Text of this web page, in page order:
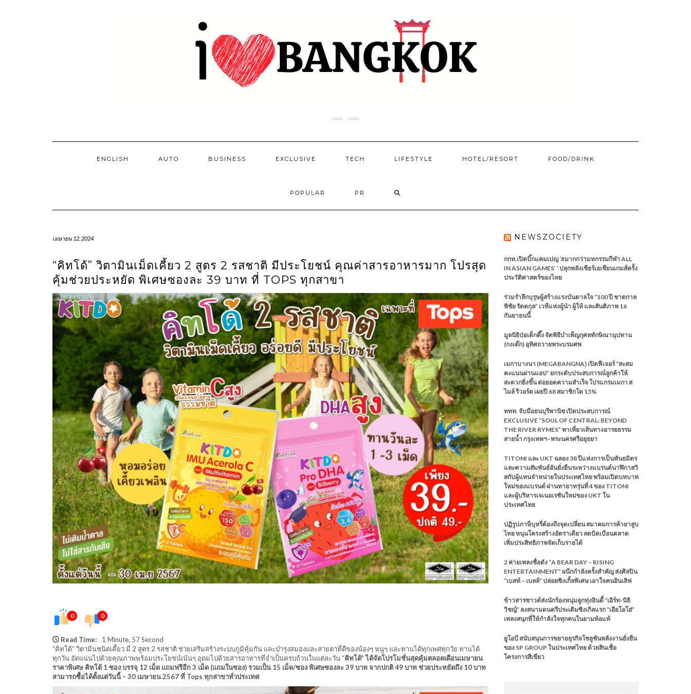
ENGLISH AUTO BUSINESS EXCLUSIVE TECH LIFESTYLE HOTEL/​RESORT FOOD/DRINK
POPULAR PR
เมษายน 12, 2024
“คิทโด้” วิตามินเม็ดเคี้ยว 2 สูตร 2 รสชาติ มีประโยชน์ คุณค่าสารอาหารมาก โปรสุด
คุ้มช่วยประหยัด พิเศษซองละ 39 บาท ที่ TOPS ทุกสาขา
0 0
Read Time:
1 Minute, 57 Second
“คิทโด้” วิตามินชนิดเคี้ยว มี 2 สูตร 2 รสชาติ ช่วยเสริมสร้างระบบภูมิคุ้มกัน และบำรุงสมองและสายตาที่ดีของน้องๆ หนูๆ และทานได้ทุกเพศทุกวัย ทานได้
ทุกวัน อัดแน่นไปด้วยคุณภาพพร้อมประโยชน์เน้นๆ อุดมไปด้วยสารอาหารที่จำเป็นครบถ้วนในแต่ละวัน “คิทโด้” ได้จัดโปรโมชั่นสุดคุ้มตลอดเดือนเมษายน
ราคาพิเศษ คิทโด้ 1 ซอง บรรจุ 12 เม็ด แถมฟรีอีก 3 เม็ด (แถมในซอง) รวมเป็น 15 เม็ด/ซอง พิเศษซองละ 39 บาท จากปกติ 49 บาท ช่วยประหยัดถึง 10 บาท
สามารถซื้อได้ตั้งแต่วันนี้ – 30 เมษายน 2567 ที่ Tops ทุกสาขาทั่วประเทศ
NEWSZOCIETY
กกท.เปิดบิ๊กแคมเปญ ‘#มากกว่ามหกรรมกีฬา ALL
IN ASIAN GAMES’ ’ ปลุกพลังเชียร์เอเชียนเกมส์ครั้ง
ประวัติศาสตร์ของไทย
ร่วมรำลึกบุรุษผู้สร้างแรงบันดาลใจ “100 ปี ชาตกาล
พิชัย รัตตกุล” เวทีแห่งผู้นำ ผู้ให้ และสันติภาพ 16
กันยายนนี้
มูลนิธิป่อเต็กตึ๊ง จัดพิธีบำเพ็ญกุศลทักษิณานุปทาน
(กงเต๊ก) อุทิศถวายพระบรมศพ
เมกาบางนา (MEGABANGNA) เปิดฟีเจอร์ “สะสม
คะแนนผ่านแอป” ยกระดับประสบการณ์ลูกค้าให้
สะดวกยิ่งขึ้น ต่อยอดความสำเร็จ โปรแกรมเมกา ส
ไมล์ รีวอร์ด เผยปี 68 สมาชิกโต 15%
ททท. จับมือธนบุรีพานิช เปิดประสบการณ์
EXCLUSIVE “SOUL OF CENTRAL: BEYOND
THE RIVER RYMES” พาเที่ยวเส้นทางอารยธรรม
สายน้ำ กรุงเทพฯ–พระนครศรีอยุธยา
TITONI และ UKT ฉลอง 38 ปีแห่งการเป็นพันธมิตร
และความสัมพันธ์อันยั่งยืนระหว่างแบรนด์นาฬิกาสวิ
สกับผู้แทนจำหน่ายในประเทศไทย พร้อมเปิดบทบาท
ใหม่ของแบรนด์ ผ่านทายาทรุ่นที่ 4 ของ TITONI
และผู้บริหารเจเนอเรชันใหม่ของ UKT ใน
ประเทศไทย
ปฏิรูปภาษีบุหรี่ต้องถึงจุดเปลี่ยน สมาคมการค้ายาสูบ
ไทย หนุนโครงสร้างอัตราเดียว ลดบิดเบือนตลาด
เพิ่มประสิทธิภาพจัดเก็บรายได้
2 ค่ายเพลงชื่อดัง “A BEAR DAY – RISING
ENTERTAINMENT” ผนึกกำลังครั้งสำคัญ ส่งศิลปิน
“เบสท์ – เบลล์” ปล่อยซิงเกิ้ลพิเศษ เอาใจคนอินเลิฟ
ข้าวสารซาวด์ส่งนักร้องหนุ่มลูกทุ่งอินดี้ “เอิร์ท-นิธิ
วิชญ์” ลงสนามดนตรีประเดิมซิงเกิลแรก “เอียโอโฮ่”
เพลงสนุกที่ให้กำลังใจทุกคนในยามท้อแท้
ยูโอบี สนับสนุนการขยายธุรกิจโซลูชันพลังงานยั่งยืน
ของ SP GROUP ในประเทศไทย ด้วยสินเชื่อ
โครงการสีเขียว